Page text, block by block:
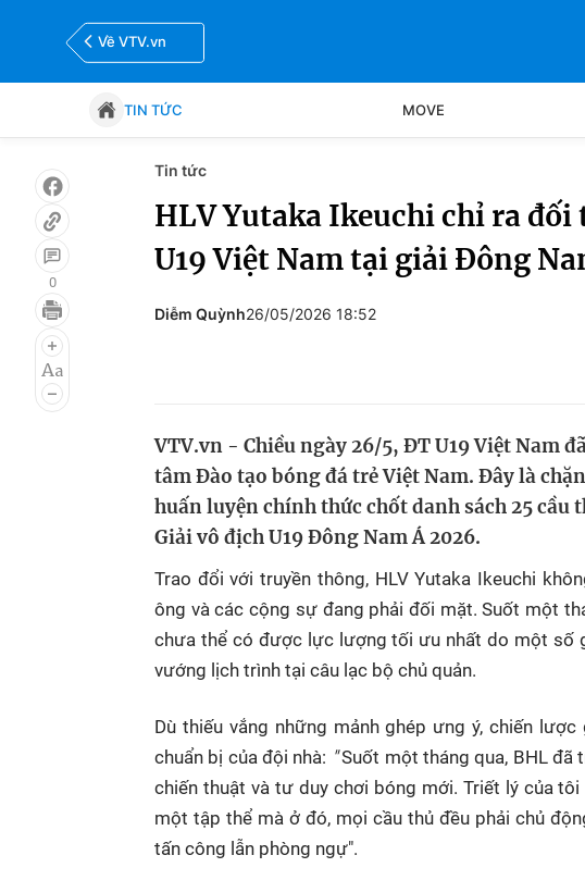
Về VTV.vn
TIN TỨC MOVE
Tin tức
Bóng đá Thể thao Điện tử
0
Tin tức
HLV Yutaka Ikeuchi chỉ ra
U19 Việt Nam tại giải Đông
Diễm Quỳnh26/05/2026 18:52
VTV.vn - Chiều ngày 26/5, ĐT U19 Việt Nam
tâm Đào tạo bóng đá trẻ Việt Nam. Đây là
huấn luyện chính thức chốt danh sách 25
Giải vô địch U19 Đông Nam Á 2026.
Trao đổi với truyền thông, HLV Yutaka Ikeuchi
ông và các cộng sự đang phải đối mặt. Suốt một
chưa thể có được lực lượng tối ưu nhất do một số
vướng lịch trình tại câu lạc bộ chủ quản.
Dù thiếu vắng những mảnh ghép ưng ý, chiến
chuẩn bị của đội nhà: "Suốt một tháng qua, BHL đã
chiến thuật và tư duy chơi bóng mới. Triết lý của
một tập thể mà ở đó, mọi cầu thủ đều phải chủ
tấn công lẫn phòng ngự".